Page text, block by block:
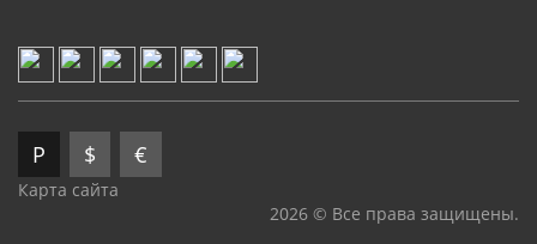
Р $ €
Карта сайта
2026 © Все права защищены.